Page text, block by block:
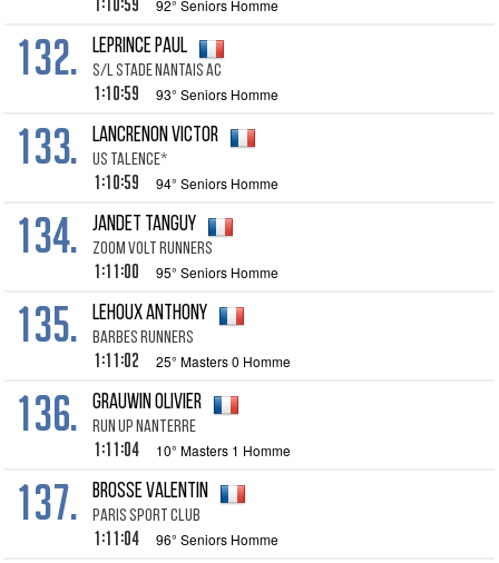
1:10:59 92° Seniors Homme
132. LEPRINCE PAUL
S/L STADE NANTAIS AC
1:10:59 93° Seniors Homme
133. LANCRENON VICTOR
US TALENCE*
1:10:59 94° Seniors Homme
134. JANDET TANGUY
ZOOM VOLT RUNNERS
1:11:00 95° Seniors Homme
135. LEHOUX ANTHONY
BARBES RUNNERS
1:11:02 25° Masters 0 Homme
136. GRAUWIN OLIVIER
RUN UP NANTERRE
1:11:04 10° Masters 1 Homme
137. BROSSE VALENTIN
PARIS SPORT CLUB
1:11:04 96° Seniors Homme